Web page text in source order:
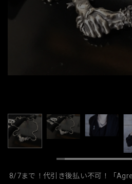
8/7まで！代引き後払い不可！「